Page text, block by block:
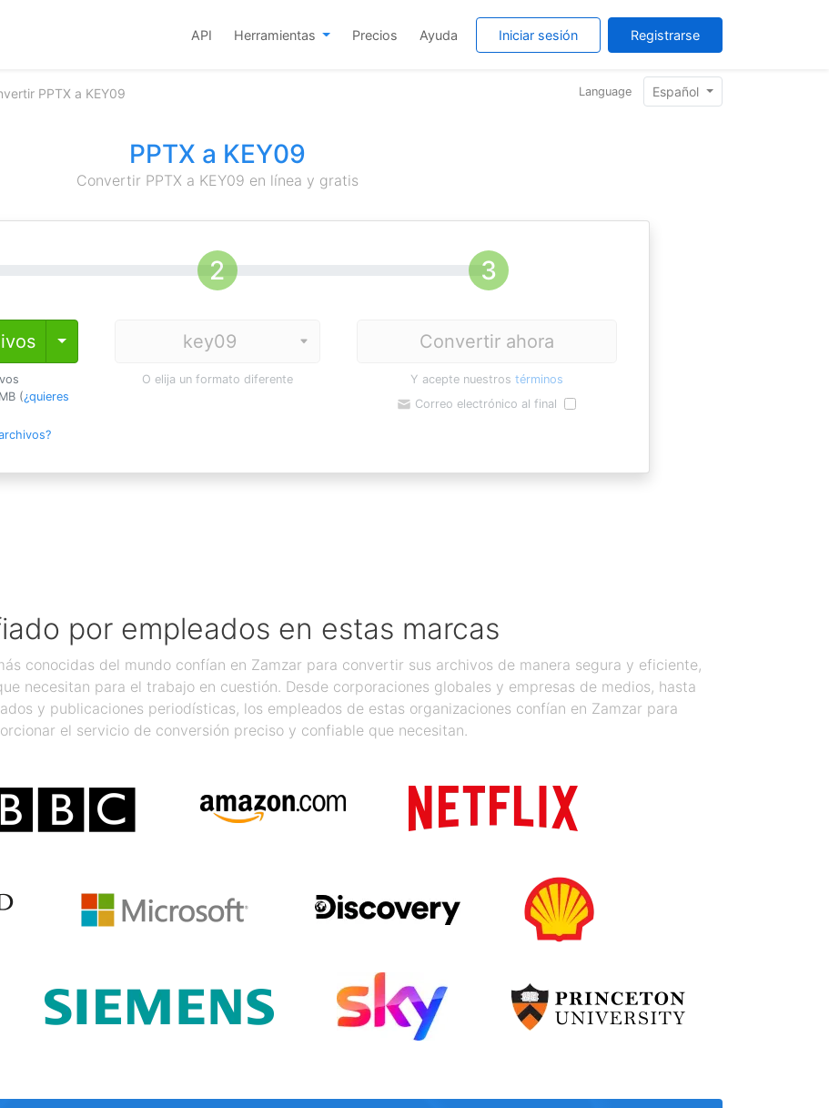
API Herramientas Precios Ayuda Iniciar sesión Registrarse
PPTX a KEY09 Language Español
PPTX a KEY09
Convertir PPTX a KEY09 en línea y gratis
Toggle Dropdown
(¿quieres
O elija un formato diferente
Convertir ahora
Y acepte nuestros términos
Correo electrónico al final
por empleados en estas marcas
conocidas del mundo confían en Zamzar para convertir sus archivos de manera segura y eficiente,
necesitan para el trabajo en cuestión. Desde corporaciones globales y empresas de medios, hasta
y publicaciones periodísticas, los empleados de estas organizaciones confían en Zamzar para
el servicio de conversión preciso y confiable que necesitan.